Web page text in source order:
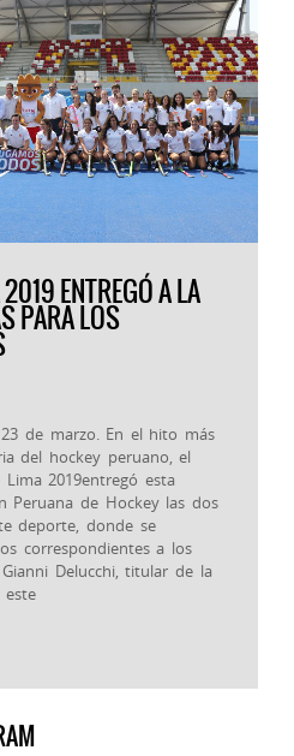
ENTREGÓ A LA
PARA LOS
de marzo. En el hito más
del hockey peruano, el
2019entregó esta
Peruana de Hockey las dos
deporte, donde se
correspondientes a los
Gianni Delucchi, titular de la
este